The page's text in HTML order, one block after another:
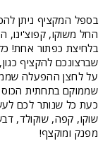
בספל המקציף ניתן
החל משוקו, קפוצ'ינו,
בלחיצת כפתור אחת!
שברצונכם להקציף
על לחצן ההפעלה
שממוקם בתחתית
כעת כל שנותר לכם
שוקו, קפה, שוקולד,
מפנק ומוקצף!